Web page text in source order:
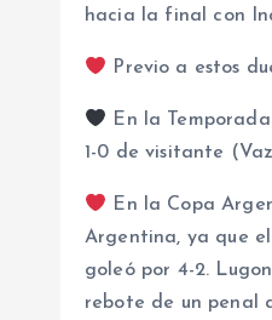
hacia la final con
Previo a estos
En la
1-0 de visitante
En la Copa
Argentina, ya que
goleó por 4-2.
rebote de un penal